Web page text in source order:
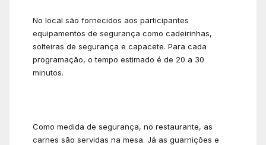
No local são fornecidos aos participantes
equipamentos de segurança como cadeirinhas,
solteiras de segurança e capacete. Para cada
programação, o tempo estimado é de 20 a 30
minutos.
Como medida de segurança, no restaurante, as
carnes são servidas na mesa. Já as guarnições e